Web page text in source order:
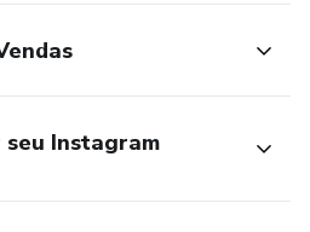
seu Instagram